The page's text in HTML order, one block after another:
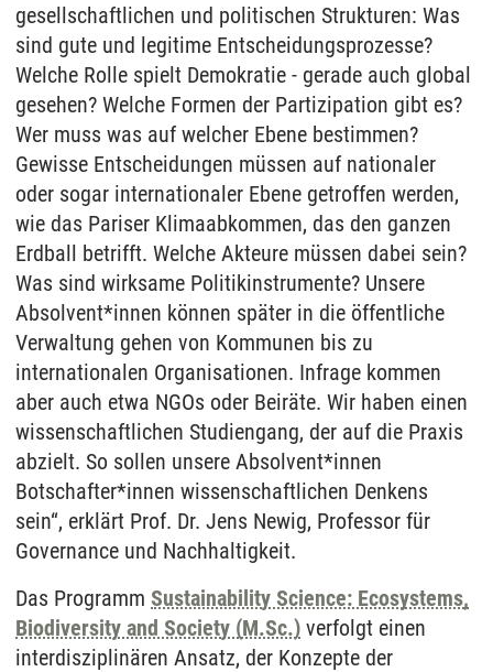
gesellschaftlichen und politischen Strukturen: Was
sind gute und legitime Entscheidungsprozesse?
Welche Rolle spielt Demokratie - gerade auch global
gesehen? Welche Formen der Partizipation gibt es?
Wer muss was auf welcher Ebene bestimmen?
Gewisse Entscheidungen müssen auf nationaler
oder sogar internationaler Ebene getroffen werden,
wie das Pariser Klimaabkommen, das den ganzen
Erdball betrifft. Welche Akteure müssen dabei sein?
Was sind wirksame Politikinstrumente? Unsere
Absolvent*innen können später in die öffentliche
Verwaltung gehen von Kommunen bis zu
internationalen Organisationen. Infrage kommen
aber auch etwa NGOs oder Beiräte. Wir haben einen
wissenschaftlichen Studiengang, der auf die Praxis
abzielt. So sollen unsere Absolvent*innen
Botschafter*innen wissenschaftlichen Denkens
sein“, erklärt Prof. Dr. Jens Newig, Professor für
Governance und Nachhaltigkeit.
Das Programm Sustainability Science: Ecosystems,
Biodiversity and Society (M.Sc.) verfolgt einen
interdisziplinären Ansatz, der Konzepte der